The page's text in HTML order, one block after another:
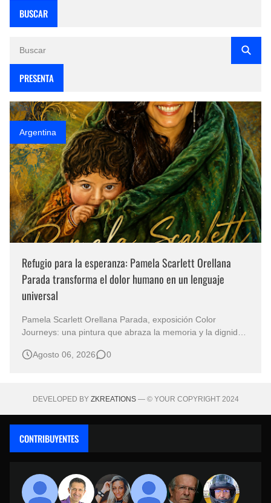
BUSCAR
PRESENTA
Argentina
Refugio para la esperanza: Pamela Scarlett Orellana
Parada transforma el dolor humano en un lenguaje
universal
Pamela Scarlett Orellana Parada, exposición Color
Journeys: una pintura que abraza la memoria y la dignidad
obras no necesitan levantar la voz para permanecer en la
Agosto 06, 2026 0
DEVELOPED BY ZKREATIONS— © YOUR COPYRIGHT 2024
CONTRIBUYENTES